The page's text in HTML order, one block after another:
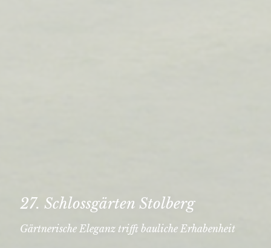
27. Schlossgärten Stolberg
Gärtnerische Eleganz trifft bauliche Erhabenheit